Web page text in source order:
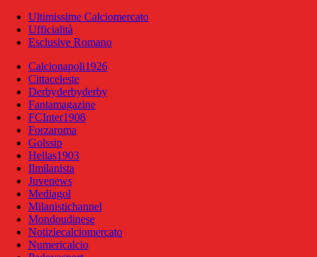
Ultimissime Calciomercato
Ufficialità
Esclusive Romano
Calcionapoli1926
Cittaceleste
Derbyderbyderby
Fantamagazine
FCInter1908
Forzaroma
Golssip
Hellas1903
Ilmilanista
Juvenews
Mediagol
Milanistichannel
Mondoudinese
Notiziecalciomercato
Numericalcio